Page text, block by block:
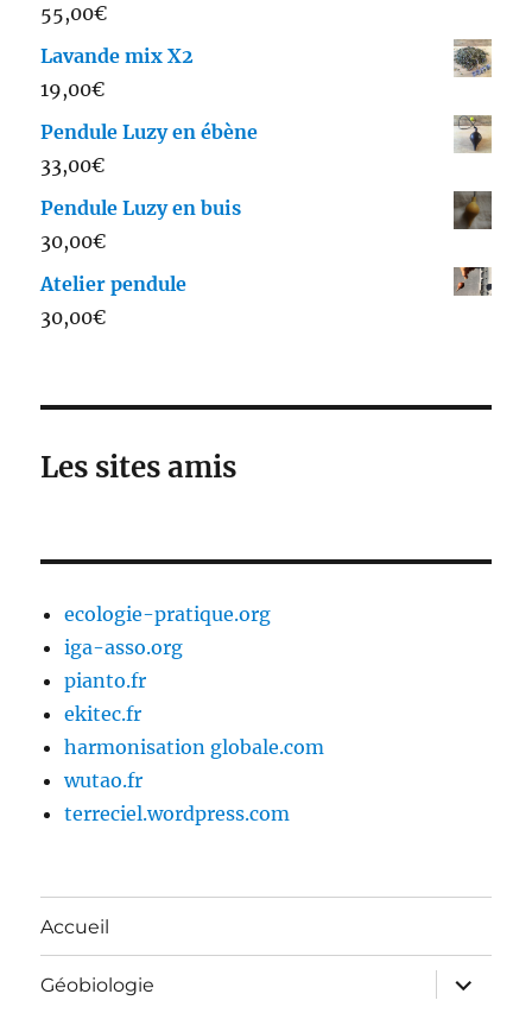
55,00€
Lavande mix X2
19,00€
Pendule Luzy en ébène
33,00€
Pendule Luzy en buis
30,00€
Atelier pendule
30,00€
Les sites amis
ecologie-pratique.org
iga-asso.org
pianto.fr
ekitec.fr
harmonisation globale.com
wutao.fr
terreciel.wordpress.com
Accueil
Géobiologie
ouvrir
le